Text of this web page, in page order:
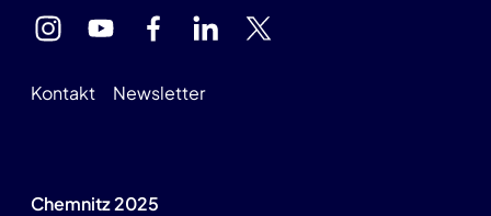
Kontakt Newsletter
Chemnitz 2025